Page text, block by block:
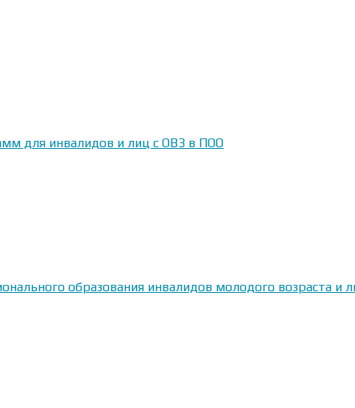
для инвалидов и лиц с ОВЗ в ПОО
образования инвалидов молодого возраста